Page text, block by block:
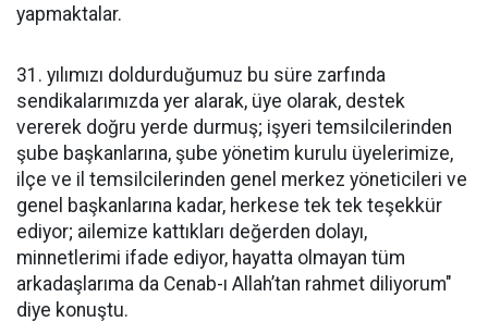
yapmaktalar.
31. yılımızı doldurduğumuz bu süre zarfında
sendikalarımızda yer alarak, üye olarak, destek
vererek doğru yerde durmuş; işyeri temsilcilerinden
şube başkanlarına, şube yönetim kurulu üyelerimize,
ilçe ve il temsilcilerinden genel merkez yöneticileri ve
genel başkanlarına kadar, herkese tek tek teşekkür
ediyor; ailemize kattıkları değerden dolayı,
minnetlerimi ifade ediyor, hayatta olmayan tüm
arkadaşlarıma da Cenab-ı Allah’tan rahmet diliyorum"
diye konuştu.